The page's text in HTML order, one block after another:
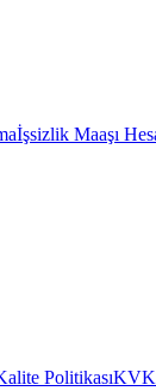
İşsizlik Maaşı
Politikası